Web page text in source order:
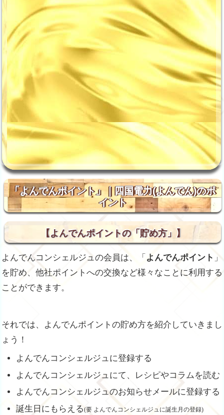
「よんでんポイント」｜四国電力(よんでん)のポ
イント
【よんでんポイントの「貯め方」】
よんでんコンシェルジュの会員は、「 よんでんポイント 」
を貯め、他社ポイントへの交換など様々なことに利用する
ことができます。
それでは、よんでんポイントの貯め方を紹介していきまし
ょう！
よんでんコンシェルジュに登録する
よんでんコンシェルジュにて、レシピやコラムを読む
よんでんコンシェルジュのお知らせメールに登録する
誕生日にもらえる(要 よんでんコンシェルジュに誕生月の登録)